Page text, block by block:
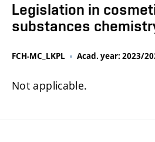
Legislation in
substances
FCH-MC_LKPL Acad. year: 2023/
Not applicable.